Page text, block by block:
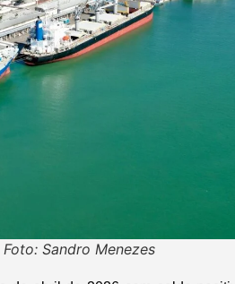
Foto: Sandro Menezes